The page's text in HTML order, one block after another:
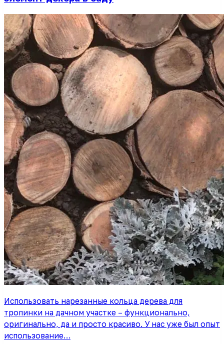
Использовать нарезанные кольца дерева для
тропинки на дачном участке – функционально,
оригинально, да и просто красиво. У нас уже был опыт
использование…